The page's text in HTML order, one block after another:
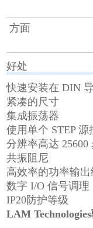
方面
好处
快速安装在 DIN
紧凑的尺寸
集成振荡器
使用单个 STEP
分辨率高达 25600
共振阻尼
高效率的功率输出
数字 I/O 信号调理
IP20防护等级
LAM